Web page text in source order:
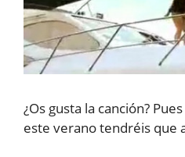
¿Os gusta la canción?
este verano tendréis que